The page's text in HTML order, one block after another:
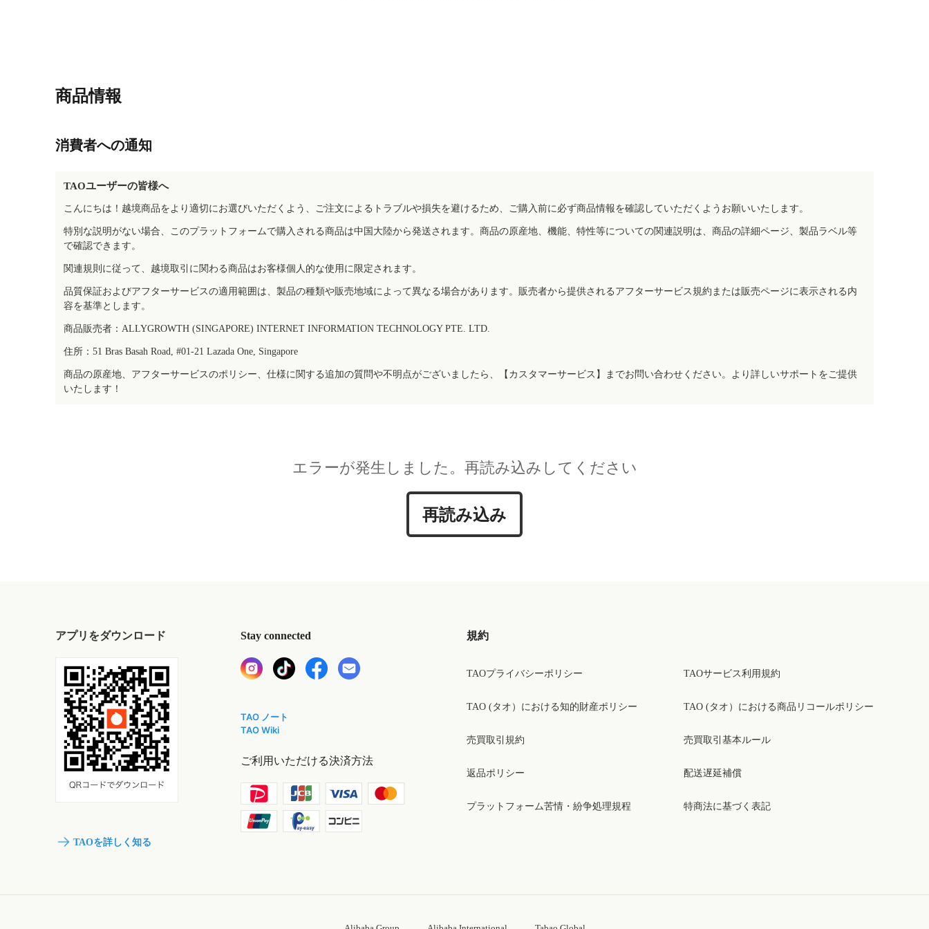
商品情報
消費者への通知
TAOユーザーの皆様へ
こんにちは！越境商品をより適切にお選びいただくよう、ご注文によるトラブルや損失を避けるため、ご購入前に必ず商品情報を確認していただくようお願いいたします。
特別な説明がない場合、このプラットフォームで購入される商品は中国大陸から発送されます。商品の原産地、機能、特性等についての関連説明は、商品の詳細ページ、製品ラベル等
で確認できます。
関連規則に従って、越境取引に関わる商品はお客様個人的な使用に限定されます。
品質保証およびアフターサービスの適用範囲は、製品の種類や販売地域によって異なる場合があります。販売者から提供されるアフターサービス規約または販売ページに表示される内
容を基準とします。
商品販売者：ALLYGROWTH (SINGAPORE) INTERNET INFORMATION TECHNOLOGY PTE. LTD.
住所：51 Bras Basah Road, #01-21 Lazada One, Singapore
商品の原産地、アフターサービスのポリシー、仕様に関する追加の質問や不明点がございましたら、【カスタマーサービス】までお問い合わせください。より詳しいサポートをご提供
いたします！
エラーが発生しました。再読み込みしてください
再読み込み
アプリをダウンロード
TAOを詳しく知る
Stay connected
TAO ノート
TAO Wiki
ご利用いただける決済方法
規約
TAOプライバシーポリシー
TAO (タオ）における知的財産ポリシー
売買取引規約
返品ポリシー
プラットフォーム苦情・紛争処理規程
TAOサービス利用規約
TAO (タオ）における商品リコールポリシー
売買取引基本ルール
配送遅延補償
特商法に基づく表記